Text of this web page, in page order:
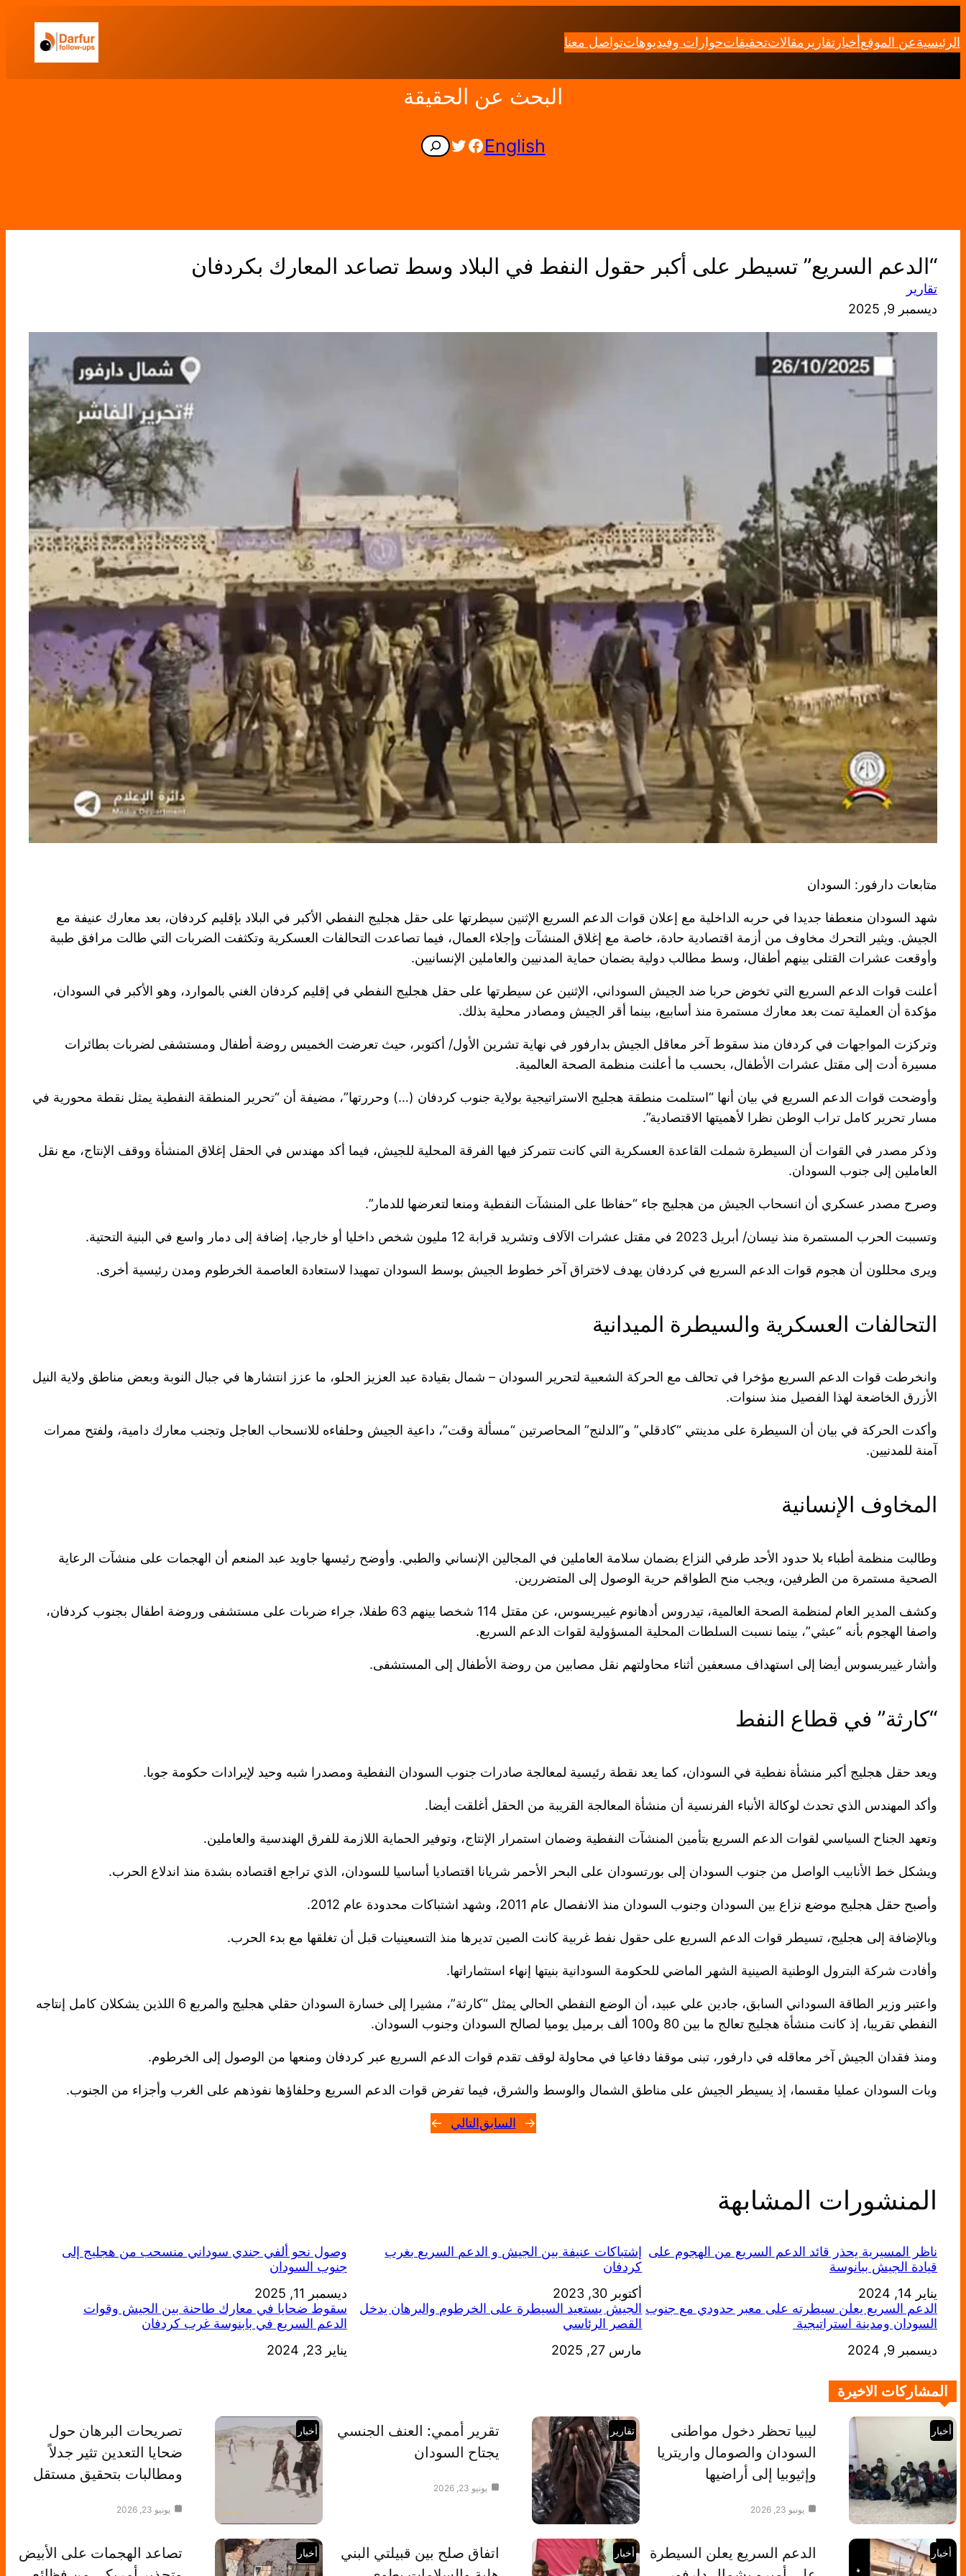
إلى
المحتوى
الرئيسيةعن الموقعأخبار تقارير مقالاتتحقيقاتحوارات وفيديوهاتتواصل معنا
البحث عن الحقيقة
English
Facebook
Twitter
Search
“الدعم السريع” تسيطر على أكبر حقول النفط في البلاد وسط تصاعد المعارك بكردفان
تقارير
ديسمبر 9, 2025
متابعات دارفور: السودان
شهد السودان منعطفا جديدا في حربه الداخلية مع إعلان قوات الدعم السريع الإثنين سيطرتها على حقل هجليج النفطي الأكبر في البلاد بإقليم كردفان، بعد معارك عنيفة مع
الجيش. ويثير التحرك مخاوف من أزمة اقتصادية حادة، خاصة مع إغلاق المنشآت وإجلاء العمال، فيما تصاعدت التحالفات العسكرية وتكثفت الضربات التي طالت مرافق طبية
وأوقعت عشرات القتلى بينهم أطفال، وسط مطالب دولية بضمان حماية المدنيين والعاملين الإنسانيين.
أعلنت قوات الدعم السريع التي تخوض حربا ضد الجيش السوداني، الإثنين عن سيطرتها على حقل هجليج النفطي في إقليم كردفان الغني بالموارد، وهو الأكبر في السودان،
مؤكدة أن العملية تمت بعد معارك مستمرة منذ أسابيع، بينما أقر الجيش ومصادر محلية بذلك.
وتركزت المواجهات في كردفان منذ سقوط آخر معاقل الجيش بدارفور في نهاية تشرين الأول/ أكتوبر، حيث تعرضت الخميس روضة أطفال ومستشفى لضربات بطائرات
مسيرة أدت إلى مقتل عشرات الأطفال، بحسب ما أعلنت منظمة الصحة العالمية.
وأوضحت قوات الدعم السريع في بيان أنها “استلمت منطقة هجليج الاستراتيجية بولاية جنوب كردفان (…) وحررتها”، مضيفة أن “تحرير المنطقة النفطية يمثل نقطة محورية في
مسار تحرير كامل تراب الوطن نظرا لأهميتها الاقتصادية”.
وذكر مصدر في القوات أن السيطرة شملت القاعدة العسكرية التي كانت تتمركز فيها الفرقة المحلية للجيش، فيما أكد مهندس في الحقل إغلاق المنشأة ووقف الإنتاج، مع نقل
العاملين إلى جنوب السودان.
وصرح مصدر عسكري أن انسحاب الجيش من هجليج جاء “حفاظا على المنشآت النفطية ومنعا لتعرضها للدمار”.
وتسببت الحرب المستمرة منذ نيسان/ أبريل 2023 في مقتل عشرات الآلاف وتشريد قرابة 12 مليون شخص داخليا أو خارجيا، إضافة إلى دمار واسع في البنية التحتية.
ويرى محللون أن هجوم قوات الدعم السريع في كردفان يهدف لاختراق آخر خطوط الجيش بوسط السودان تمهيدا لاستعادة العاصمة الخرطوم ومدن رئيسية أخرى.
التحالفات العسكرية والسيطرة الميدانية
وانخرطت قوات الدعم السريع مؤخرا في تحالف مع الحركة الشعبية لتحرير السودان – شمال بقيادة عبد العزيز الحلو، ما عزز انتشارها في جبال النوبة وبعض مناطق ولاية النيل
الأزرق الخاضعة لهذا الفصيل منذ سنوات.
وأكدت الحركة في بيان أن السيطرة على مدينتي “كادقلي” و”الدلنج” المحاصرتين “مسألة وقت”، داعية الجيش وحلفاءه للانسحاب العاجل وتجنب معارك دامية، ولفتح ممرات
آمنة للمدنيين.
المخاوف الإنسانية
وطالبت منظمة أطباء بلا حدود الأحد طرفي النزاع بضمان سلامة العاملين في المجالين الإنساني والطبي. وأوضح رئيسها جاويد عبد المنعم أن الهجمات على منشآت الرعاية
الصحية مستمرة من الطرفين، ويجب منح الطواقم حرية الوصول إلى المتضررين.
وكشف المدير العام لمنظمة الصحة العالمية، تيدروس أدهانوم غيبريسوس، عن مقتل 114 شخصا بينهم 63 طفلا، جراء ضربات على مستشفى وروضة اطفال بجنوب كردفان،
واصفا الهجوم بأنه “عبثي”، بينما نسبت السلطات المحلية المسؤولية لقوات الدعم السريع.
وأشار غيبريسوس أيضا إلى استهداف مسعفين أثناء محاولتهم نقل مصابين من روضة الأطفال إلى المستشفى.
“كارثة” في قطاع النفط
ويعد حقل هجليج أكبر منشأة نفطية في السودان، كما يعد نقطة رئيسية لمعالجة صادرات جنوب السودان النفطية ومصدرا شبه وحيد لإيرادات حكومة جوبا.
وأكد المهندس الذي تحدث لوكالة الأنباء الفرنسية أن منشأة المعالجة القريبة من الحقل أغلقت أيضا.
وتعهد الجناح السياسي لقوات الدعم السريع بتأمين المنشآت النفطية وضمان استمرار الإنتاج، وتوفير الحماية اللازمة للفرق الهندسية والعاملين.
ويشكل خط الأنابيب الواصل من جنوب السودان إلى بورتسودان على البحر الأحمر شريانا اقتصاديا أساسيا للسودان، الذي تراجع اقتصاده بشدة منذ اندلاع الحرب.
وأصبح حقل هجليج موضع نزاع بين السودان وجنوب السودان منذ الانفصال عام 2011، وشهد اشتباكات محدودة عام 2012.
وبالإضافة إلى هجليج، تسيطر قوات الدعم السريع على حقول نفط غربية كانت الصين تديرها منذ التسعينيات قبل أن تغلقها مع بدء الحرب.
وأفادت شركة البترول الوطنية الصينية الشهر الماضي للحكومة السودانية بنيتها إنهاء استثماراتها.
واعتبر وزير الطاقة السوداني السابق، جادين علي عبيد، أن الوضع النفطي الحالي يمثل “كارثة”، مشيرا إلى خسارة السودان حقلي هجليج والمربع 6 اللذين يشكلان كامل إنتاجه
النفطي تقريبا، إذ كانت منشأة هجليج تعالج ما بين 80 و100 ألف برميل يوميا لصالح السودان وجنوب السودان.
ومنذ فقدان الجيش آخر معاقله في دارفور، تبنى موقفا دفاعيا في محاولة لوقف تقدم قوات الدعم السريع عبر كردفان ومنعها من الوصول إلى الخرطوم.
وبات السودان عمليا مقسما، إذ يسيطر الجيش على مناطق الشمال والوسط والشرق، فيما تفرض قوات الدعم السريع وحلفاؤها نفوذهم على الغرب وأجزاء من الجنوب.
← السابقالتالي →
المنشورات المشابهة
ناظر المسيرية يحذر قائد الدعم السريع من الهجوم على
قيادة الجيش ببانوسة
التاريخ
يناير 14, 2024
إشتباكات عنيفة بين الجيش و الدعم السريع بغرب
كردفان
التاريخ
أكتوبر 30, 2023
وصول نحو ألفي جندي سوداني منسحب من هجليج إلى
جنوب السودان
التاريخ
ديسمبر 11, 2025
الدعم السريع يعلن سيطرته على معبر حدودي مع جنوب
السودان ومدينة استراتيجية
التاريخ
ديسمبر 9, 2024
الجيش يستعيد السيطرة على الخرطوم والبرهان يدخل
القصر الرئاسي
التاريخ
مارس 27, 2025
سقوط ضحايا في معارك طاحنة بين الجيش وقوات
الدعم السريع في بابنوسة غرب كردفان
التاريخ
يناير 23, 2024
المشاركات الاخيرة
أخبار
ليبيا تحظر دخول مواطنى
السودان والصومال واريتريا
وإثيوبيا إلى أراضيها
يونيو 23, 2026
تقارير
تقرير أممي: العنف الجنسي
يجتاح السودان
يونيو 23, 2026
أخبار
تصريحات البرهان حول
ضحايا التعدين تثير جدلاً
ومطالبات بتحقيق مستقل
يونيو 23, 2026
أخبار
الدعم السريع يعلن السيطرة
أخبار
اتفاق صلح بين قبيلتي البني
أخبار
تصاعد الهجمات على الأبيض